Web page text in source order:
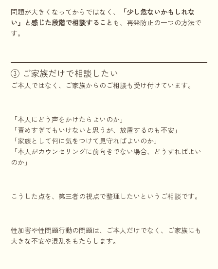
問題が大きくなってからではなく、
「少し危ないかもしれな
い」と感じた段階で相談すること も、再発防止の一つの方法で
す。
③ ご家族だけで相談したい
ご本人ではなく、ご家族からのご相談も受け付けています。
「本人にどう声をかけたらよいのか」
「責めすぎてもいけないと思うが、放置するのも不安」
「家族として何に気をつけて見守ればよいのか」
「本人がカウンセリングに前向きでない場合、どうすればよい
のか」
こうした点を、第三者の視点で整理したいというご相談です。
性加害や性問題行動の問題は、ご本人だけでなく、ご家族にも
大きな不安や混乱をもたらします。